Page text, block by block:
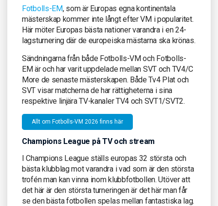
Fotbolls-EM, som är Europas egna kontinentala
mästerskap kommer inte långt efter VM i popularitet.
Här möter Europas bästa nationer varandra i en 24-
lagsturnering där de europeiska mästarna ska krönas.
Sändningarna från både Fotbolls-VM och Fotbolls-
EM är och har varit uppdelade mellan SVT och TV4/C
More de senaste mästerskapen. Både Tv4 Plat och
SVT visar matcherna de har rättigheterna i sina
respektive linjära TV-kanaler TV4 och SVT1/SVT2.
Allt om Fotbolls-VM 2026 finns här
Champions League på TV och stream
I Champions League ställs europas 32 största och
bästa klubblag mot varandra i vad som är den största
trofén man kan vinna inom klubbfotbollen. Utöver att
det här är den största turneringen är det här man får
se den bästa fotbollen spelas mellan fantastiska lag.